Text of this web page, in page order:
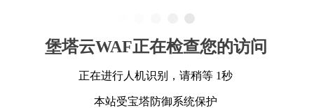
堡塔云WAF正在检查您的访问
正在进行人机识别，请稍等 1秒
本站受宝塔防御系统保护